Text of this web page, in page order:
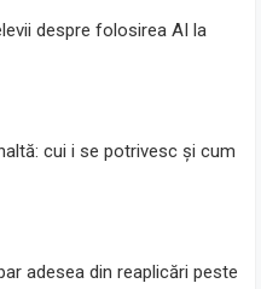
despre folosirea AI la
cui i se potrivesc și cum
adesea din reaplicări peste